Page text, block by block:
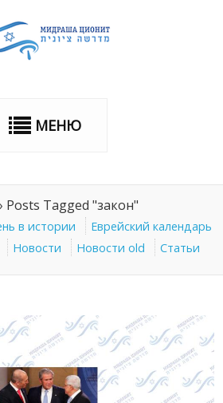
МЕНЮ
Posts Tagged "закон"
в истории
Еврейский календарь
Новости Новости old Статьи